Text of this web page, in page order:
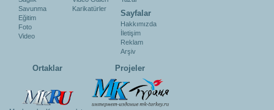
Savunma
Eğitim
Foto
Video
Karikatürler
Sayfalar
Hakkımızda
İletişim
Reklam
Arşiv
Ortaklar Projeler